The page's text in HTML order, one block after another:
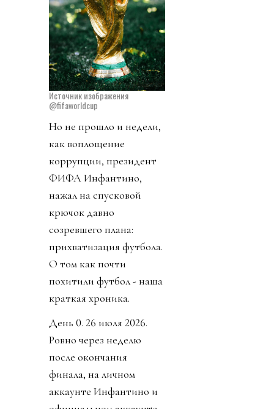
Источник изображения
@fifaworldcup
Но не прошло и недели,
как воплощение
коррупции, президент
ФИФА Инфантино,
нажал на спусковой
крючок давно
созревшего плана:
прихватизация футбола.
О том как почти
похитили футбол - наша
краткая хроника.
День 0. 26 июля 2026.
Ровно через неделю
после окончания
финала, на личном
аккаунте Инфантино и